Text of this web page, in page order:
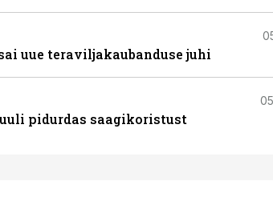
uue teraviljakaubanduse juhi
pidurdas saagikoristust